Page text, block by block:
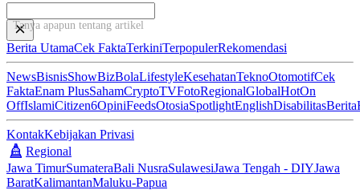
Tanya apapun tentang artikel ini...
Berita UtamaCek FaktaTerkiniTerpopulerRekomendasi
NewsBisnisShowBizBolaLifestyleKesehatanTeknoOtomotifCek
FaktaEnam PlusSahamCryptoTVFotoRegionalGlobalHotOn
OffIslamiCitizen6OpiniFeedsOtosiaSpotlightEnglishDisabilitasBerita
KontakKebijakan Privasi
Regional
Jawa TimurSumateraBali NusraSulawesiJawa Tengah - DIYJawa
BaratKalimantanMaluku-Papua